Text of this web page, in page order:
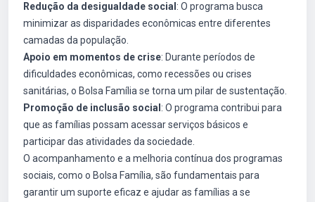
Redução da desigualdade social : O programa busca
minimizar as disparidades econômicas entre diferentes
camadas da população.
Apoio em momentos de crise: Durante períodos de
dificuldades econômicas, como recessões ou crises
sanitárias, o Bolsa Família se torna um pilar de sustentação.
Promoção de inclusão social : O programa contribui para
que as famílias possam acessar serviços básicos e
participar das atividades da sociedade.
O acompanhamento e a melhoria contínua dos programas
sociais, como o Bolsa Família, são fundamentais para
garantir um suporte eficaz e ajudar as famílias a se